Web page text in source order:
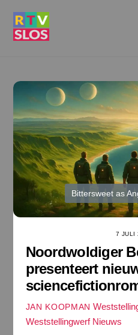
Bittersweet as
7 JULI
Noordwoldiger
presenteert
JAN KOOPMAN
Weststellingwerf Nieuws